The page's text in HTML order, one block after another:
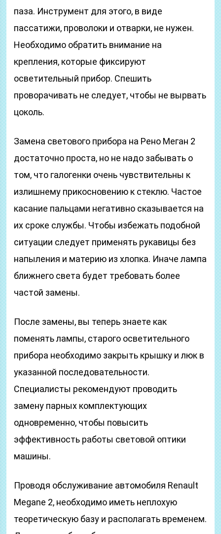
паза. Инструмент для этого, в виде
пассатижи, проволоки и отварки, не нужен.
Необходимо обратить внимание на
крепления, которые фиксируют
осветительный прибор. Спешить
проворачивать не следует, чтобы не вырвать
цоколь.
Замена светового прибора на Рено Меган 2
достаточно проста, но не надо забывать о
том, что галогенки очень чувствительны к
излишнему прикосновению к стеклю. Частое
касание пальцами негативно сказывается на
их сроке службы. Чтобы избежать подобной
ситуации следует применять рукавицы без
напыления и материю из хлопка. Иначе лампа
ближнего света будет требовать более
частой замены.
После замены, вы теперь знаете как
поменять лампы, старого осветительного
прибора необходимо закрыть крышку и люк в
указанной последовательности.
Специалисты рекомендуют проводить
замену парных комплектующих
одновременно, чтобы повысить
эффективность работы световой оптики
машины.
Проводя обслуживание автомобиля Renault
Megane 2, необходимо иметь неплохую
теоретическую базу и располагать временем.